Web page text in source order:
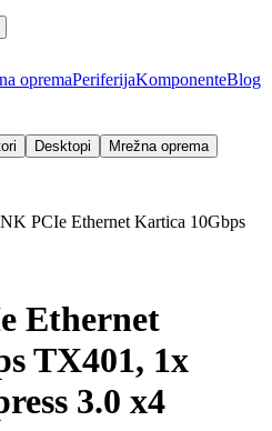
opremaPeriferijaKomponenteBlog
Desktopi
Mrežna oprema
PCIe Ethernet Kartica 10Gbps
Ethernet
TX401, 1x
3.0 x4